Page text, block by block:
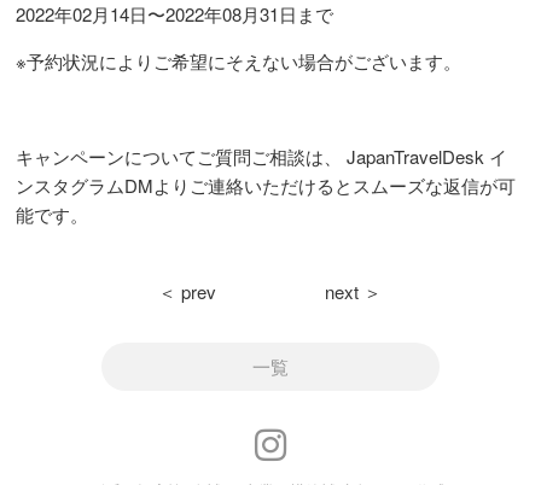
2022年02月14日〜2022年08月31日まで
※予約状況によりご希望にそえない場合がございます。
キャンペーンについてご質問ご相談は、 JapanTravelDesk イ
ンスタグラムDMよりご連絡いただけるとスムーズな返信が可
能です。
＜ prev next ＞
一覧